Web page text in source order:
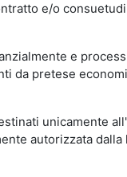
e/o
e
da pretese
unicamente
autorizzata